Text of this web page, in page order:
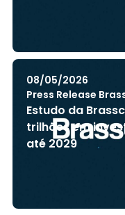
08/05/2026
Press Release
Estudo da
trilhões em
até 2029